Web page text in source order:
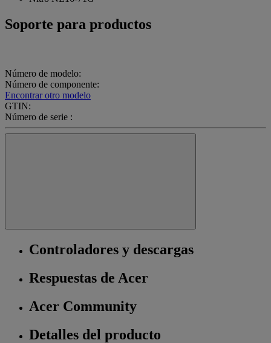
Soporte para productos
Número de modelo:
Número de componente:
Encontrar otro modelo
GTIN:
Número de serie :
Controladores y descargas
Respuestas de Acer
Acer Community
Detalles del producto